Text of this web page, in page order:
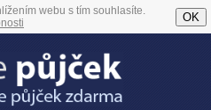
webu s tím souhlasíte.
OK